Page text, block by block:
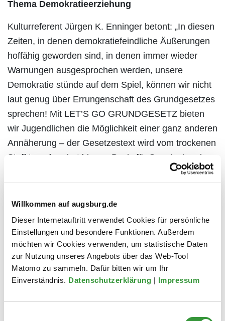
Willkommen auf augsburg.de
Dieser Internetauftritt verwendet Cookies für persönliche
Einstellungen und besondere Funktionen. Außerdem
möchten wir Cookies verwenden, um statistische Daten
zur Nutzung unseres Angebots über das Web-Tool
Matomo zu sammeln. Dafür bitten wir um Ihr
Einverständnis. Datenschutzerklärung | Impressum
Thema Demokratieerziehung
Kulturreferent Jürgen K. Enninger betont: „In diesen
Zeiten, in denen demokratiefeindliche Äußerungen
hoffähig geworden sind, in denen immer wieder
Warnungen ausgesprochen werden, unsere
Demokratie stünde auf dem Spiel, können wir nicht
laut genug über Errungenschaft des Grundgesetzes
sprechen! Mit LET’S GO GRUNDGESETZ bieten
wir Jugendlichen die Möglichkeit einer ganz anderen
Annäherung – der Gesetzestext wird vom trockenen
Stoff transformiert hin zur Basis für Songtexte, eine
Die Workshops an den Schulen wurden von eigens
gecoachten Trainerinnen und Trainern des
gemeinnützigen Vereins 10drei.org, der das
Grundgesetz durch innovative Formate an Schulen
in ganz Deutschland bringt, inhaltlich vorbereitet.